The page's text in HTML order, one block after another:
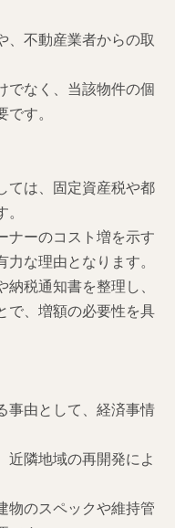
、不動産業者からの取
でなく、当該物件の個
す。
ては、固定資産税や都
ナーのコスト増を示す
な理由となります。
税通知書を整理し、
で、増額の必要性を具
事由として、経済事情
近隣地域の再開発によ
物のスペックや維持管